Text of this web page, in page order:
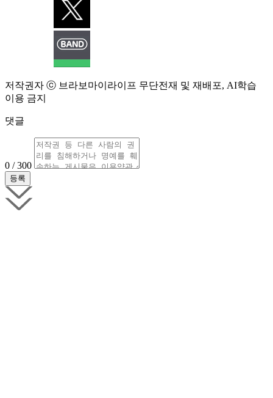
저작권자 ⓒ 브라보마이라이프 무단전재 및 재배포, AI학습
이용 금지
댓글
0 / 300